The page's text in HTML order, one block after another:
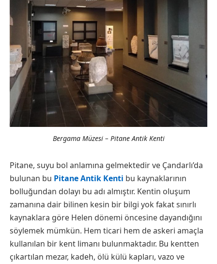
Bergama Müzesi – Pitane Antik Kenti
Pitane, suyu bol anlamına gelmektedir ve Çandarlı’da
bulunan bu Pitane Antik Kenti bu kaynaklarının
bolluğundan dolayı bu adı almıştır. Kentin oluşum
zamanına dair bilinen kesin bir bilgi yok fakat sınırlı
kaynaklara göre Helen dönemi öncesine dayandığını
söylemek mümkün. Hem ticari hem de askeri amaçla
kullanılan bir kent limanı bulunmaktadır. Bu kentten
çıkartılan mezar, kadeh, ölü külü kapları, vazo ve